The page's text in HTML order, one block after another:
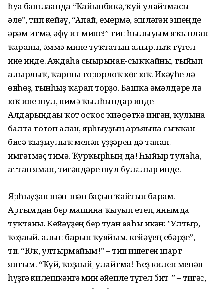
һуға башлағанда “Ҡайынбикә, ҡуй улайтмасы
әле”, тип кейәү, “Апай, емермә, эшләгән эшеңде
әрәм итмә, ғәфү ит мине!” тип һылыуым яҡынлап
ҡараны, әммә мине туҡтатып алырлыҡ түгел
ине инде. Аждаһа сығырынан-сыҡҡайны, тыйып
алырлыҡ, ҡаршы торорлоҡ көс юҡ. Икәүһе лә
өнһөҙ, тынһыҙ ҡарап торҙо. Башҡа әмәлдәре лә
юҡ ине шул, нимә ҡылһындар инде!
Алдарындағы ҡот осҡос ҡиәфәткә ингән, ҡулына
балта тотоп алған, ярһыуҙың аръяғына сыҡҡан
бисә ҡыҙыулыҡ менән үҙҙәрен дә тапап,
имгәтмәҫ тимә. Ҡурҡырһың да! Һыйыр тулаһа,
аттан яман, тигәндәре шул булалыр инде.
Ярһыуҙан шәп-шәп баҫып ҡайтып барам.
Артымдан бер машина ҡыуып етеп, янымда
туҡтаны. Кейәүҙең бер туған ағаһы икән: ”Ултыр,
ҡоҙағый, алып барып ҡуяйым, кейәүең ебәрҙе”, –
ти. “Юҡ, ултырмайым!” – тип ишеген шарт
яптым. “Ҡуй, ҡоҙағый, улайтма! Һеҙ килен менән
һүҙгә килешкәнгә мин ғәйепле түгел бит!” – тигәс,